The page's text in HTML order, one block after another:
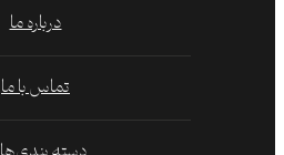
درباره ما
تماس با ما